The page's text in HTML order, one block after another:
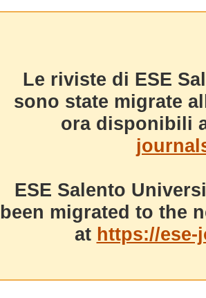
Le riviste di ESE
sono state migrate
ora disponibili
ESE Salento
been migrated to the
at https://